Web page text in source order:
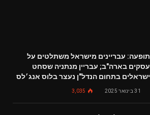
תופעה: עבריינים מישראל משתלטים על
עסקים בארה"ב; עבריין מנתניה שסחט
ישראלים בתחום הנדל"ן נעצר בלוס אנג׳לס
31 בינואר 2025 3,035